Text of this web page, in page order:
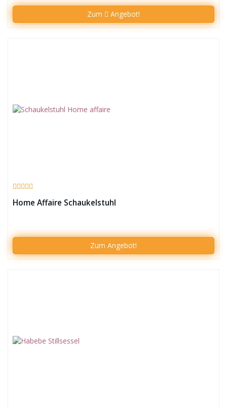
Zum Angebot!
Home Affaire Schaukelstuhl
Zum Angebot!